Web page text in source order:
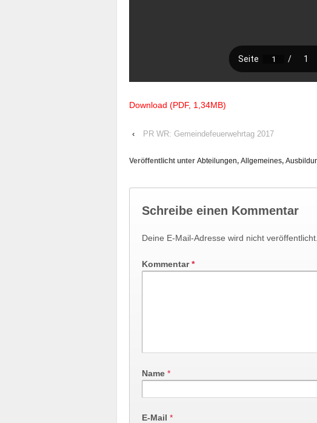
Download (PDF, 1,34MB)
‹ PR WR: Gemeindefeuerwehrtag 2017
Veröffentlicht unter Abteilungen, Allgemeines,
Schreibe einen Kommentar
Deine E-Mail-Adresse wird nicht veröffentlicht.
Kommentar*
Name *
E-Mail *